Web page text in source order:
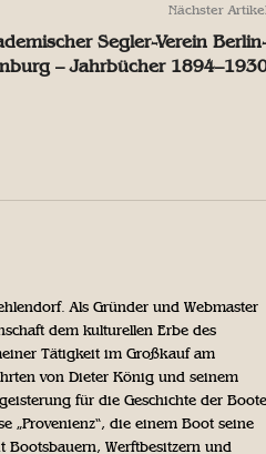
Nächster
Segler-Verein
– Jahrbücher
Als Gründer und Webmaster
dem kulturellen Erbe des
Tätigkeit im Großkauf am
von Dieter König und seinem
für die Geschichte der Boote
„Provenienz“, die einem Boot seine
Bootsbauern, Werftbesitzern und